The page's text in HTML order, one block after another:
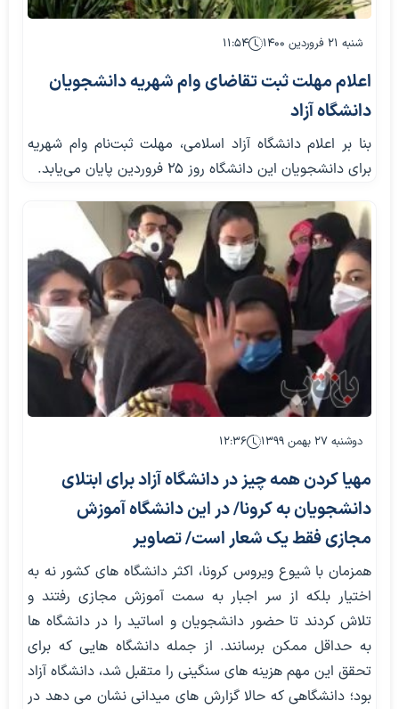
شنبه ۲۱ فروردین ۱۴۰۰ ۱۱:۵۴
اعلام مهلت ثبت تقاضای وام شهریه دانشجویان
دانشگاه آزاد
بنا بر اعلام دانشگاه آزاد اسلامی، مهلت ثبت‌نام وام شهریه
برای دانشجویان این دانشگاه روز ۲۵ فروردین پایان می‌یابد.
دوشنبه ۲۷ بهمن ۱۳۹۹ ۱۲:۳۶
مهیا کردن همه چیز در دانشگاه آزاد برای ابتلای
دانشجویان به کرونا/ در این دانشگاه آموزش
مجازی فقط یک شعار است/ تصاویر
همزمان با شیوع ویروس کرونا، اکثر دانشگاه های کشور نه به
اختیار بلکه از سر اجبار به سمت آموزش مجازی رفتند و
تلاش کردند تا حضور دانشجویان و اساتید را در دانشگاه ها
به حداقل ممکن برسانند. از جمله دانشگاه هایی که برای
تحقق این مهم هزینه های سنگینی را متقبل شد، دانشگاه آزاد
بود؛ دانشگاهی که حالا گزارش های میدانی نشان می دهد در